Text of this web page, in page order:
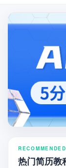
RECOMMENDED
热门简历教